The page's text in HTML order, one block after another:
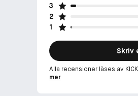
3
2
1
Skriv
Alla recensioner läses av
mer